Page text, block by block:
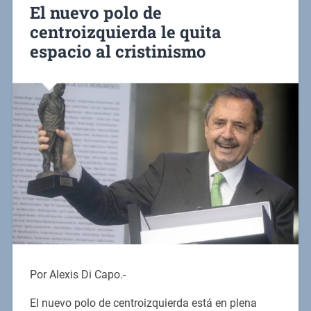
El nuevo polo de
centroizquierda le quita
espacio al cristinismo
Por Alexis Di Capo.-
El nuevo polo de centroizquierda está en plena